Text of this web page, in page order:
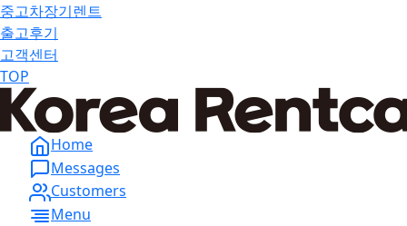
중고차장기렌트
출고후기
고객센터
TOP
Home
Messages
Customers
Menu